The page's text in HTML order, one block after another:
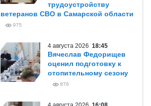
трудоустройству
ветеранов СВО в Самарской области
975
4 августа 2026 18:45
Вячеслав Федорищев
оценил подготовку к
отопительному сезону
876